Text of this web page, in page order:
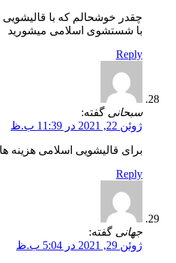
چقدر خوشحالم که با
با شستشوی اسلامی میشورید
Reply
سبحانی گفته:
ژوئن 22, 2021 در 11:39 ب.ظ
برای قالیشویی اسلامی هزینه
Reply
جهانی گفته:
ژوئن 29, 2021 در 5:04 ب.ظ